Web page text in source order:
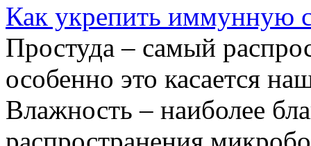
Как укрепить иммунную
Простуда – самый
особенно это касается
Влажность – наиболее